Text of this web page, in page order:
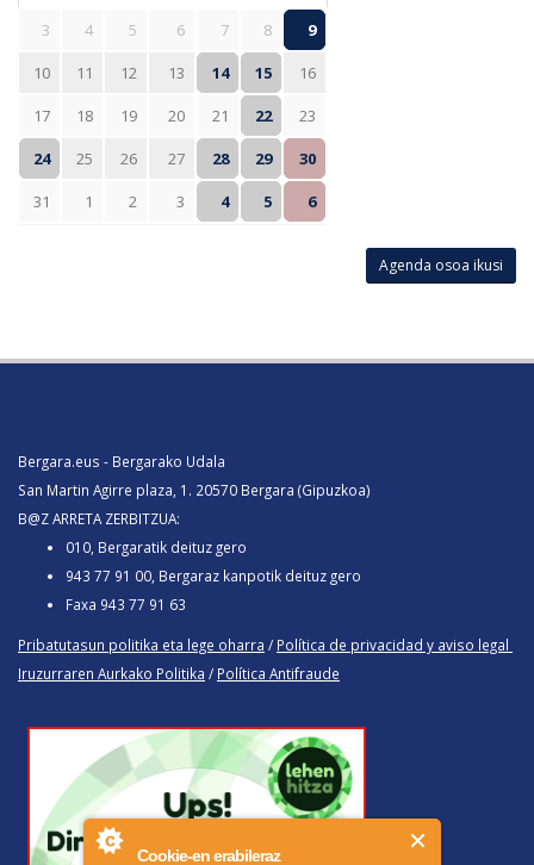
Cookie-en erabileraz
3
4 5 6 7 8
9
10
11 12 13 14 15
16
17
18 19 20 21 22
23
24
25 26 27 28 29
30
31
1 2 3 4 5 6
Agenda osoa ikusi
Bergara.eus - Bergarako Udala
San Martin Agirre plaza, 1. 20570 Bergara (Gipuzkoa)
B@Z ARRETA ZERBITZUA:
010, Bergaratik deituz gero
943 77 91 00, Bergaraz kanpotik deituz gero
Faxa 943 77 91 63
Pribatutasun politika eta lege oharra / Política de privacidad y aviso legal
Iruzurraren Aurkako Politika / Política Antifraude